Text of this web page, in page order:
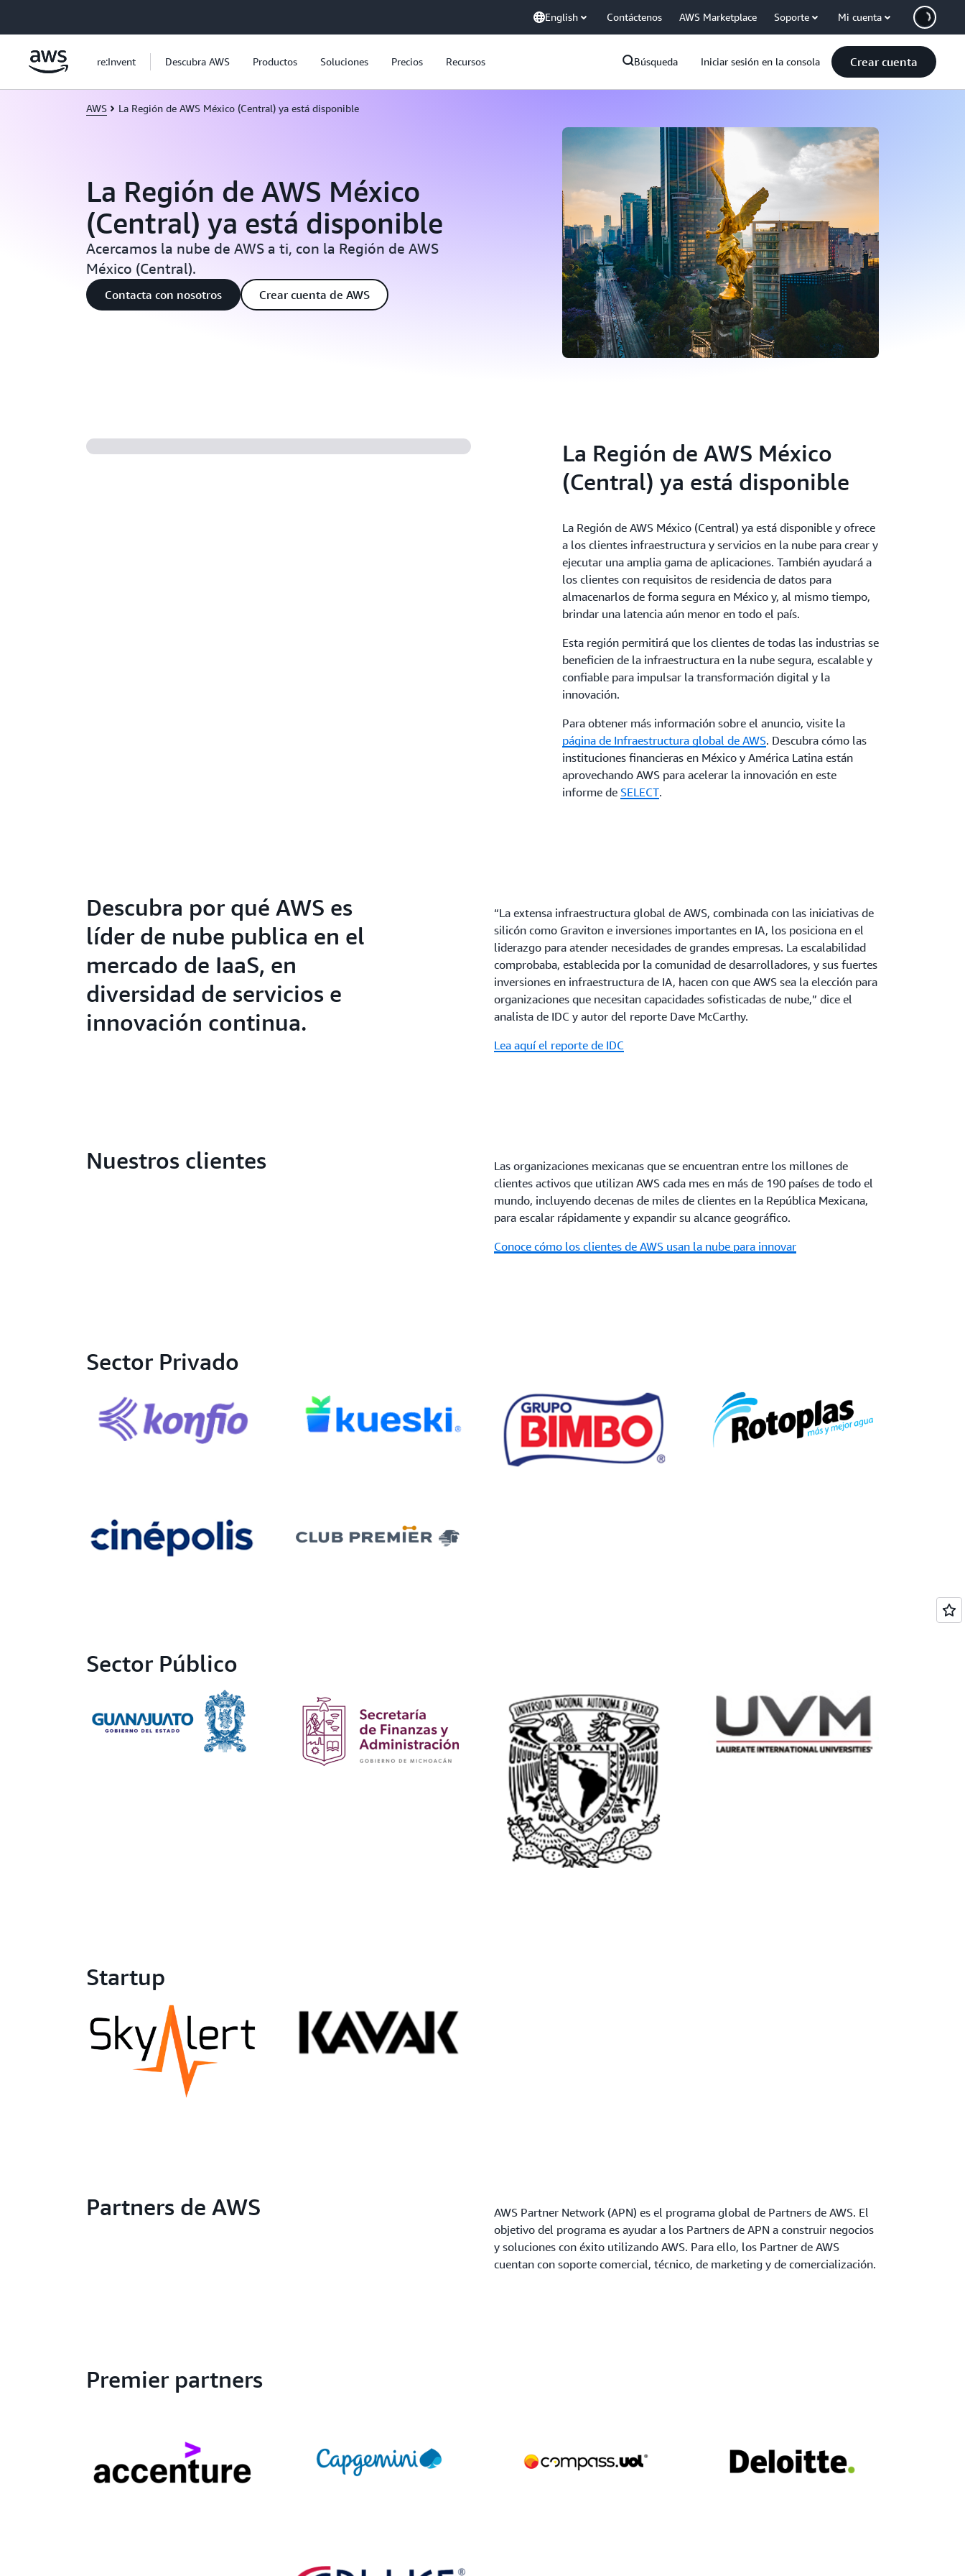
English Contáctenos AWS Marketplace Soporte Mi cuenta
re:Invent Descubra AWS Productos Soluciones Precios Recursos Búsqueda Iniciar sesión en la consola Crear cuenta
AWS La Región de AWS México (Central) ya está disponible
La Región de AWS México
(Central) ya está disponible
Acercamos la nube de AWS a ti, con la Región de AWS
México (Central).
Contacta con nosotros Crear cuenta de AWS
La Región de AWS México
(Central) ya está disponible
La Región de AWS México (Central) ya está disponible y ofrece
a los clientes infraestructura y servicios en la nube para crear y
ejecutar una amplia gama de aplicaciones. También ayudará a
los clientes con requisitos de residencia de datos para
almacenarlos de forma segura en México y, al mismo tiempo,
brindar una latencia aún menor en todo el país.
Esta región permitirá que los clientes de todas las industrias se
beneficien de la infraestructura en la nube segura, escalable y
confiable para impulsar la transformación digital y la
innovación.
Para obtener más información sobre el anuncio, visite la
página de Infraestructura global de AWS. Descubra cómo las
instituciones financieras en México y América Latina están
aprovechando AWS para acelerar la innovación en este
informe de SELECT.
Descubra por qué AWS es
líder de nube publica en el
mercado de IaaS, en
diversidad de servicios e
innovación continua.
“La extensa infraestructura global de AWS, combinada con las iniciativas de
silicón como Graviton e inversiones importantes en IA, los posiciona en el
liderazgo para atender necesidades de grandes empresas. La escalabilidad
comprobaba, establecida por la comunidad de desarrolladores, y sus fuertes
inversiones en infraestructura de IA, hacen con que AWS sea la elección para
organizaciones que necesitan capacidades sofisticadas de nube,” dice el
analista de IDC y autor del reporte Dave McCarthy.
Lea aquí el reporte de IDC
Nuestros clientes
Las organizaciones mexicanas que se encuentran entre los millones de
clientes activos que utilizan AWS cada mes en más de 190 países de todo el
mundo, incluyendo decenas de miles de clientes en la República Mexicana,
para escalar rápidamente y expandir su alcance geográfico.
Conoce cómo los clientes de AWS usan la nube para innovar
Sector Privado
Sector Público
Startup
Partners de AWS
AWS Partner Network (APN) es el programa global de Partners de AWS. El
objetivo del programa es ayudar a los Partners de APN a construir negocios
y soluciones con éxito utilizando AWS. Para ello, los Partner de AWS
cuentan con soporte comercial, técnico, de marketing y de comercialización.
Premier partners